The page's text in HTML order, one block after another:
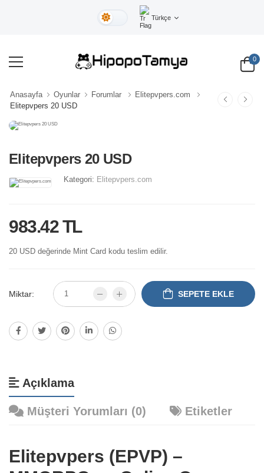
Gündüz Tema
Türkçe
0
Anasayfa Oyunlar Forumlar
Elitepvpers.com
Elitepvpers 20 USD
Elitepvpers 20 USD
Kategori: Elitepvpers.com
983.42 TL
20 USD değerinde Mint Card kodu teslim edilir.
Miktar: SEPETE EKLE
Açıklama
Müşteri Yorumları (0) Etiketler
Elitepvpers (EPVP) –